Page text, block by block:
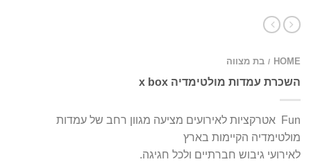
HOME
/ בת מצווה
השכרת עמדות מולטימדיה x box
Fun אטרקציות לאירועים מציעה מגוון רחב של עמדות
מולטימדיה הקיימות בארץ
לאירועי גיבוש חברתיים ולכל חגיגה.